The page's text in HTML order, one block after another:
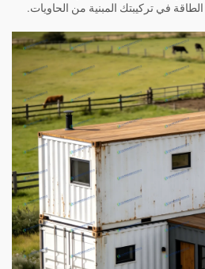
في تركيبتك المبنية من الحاويات.